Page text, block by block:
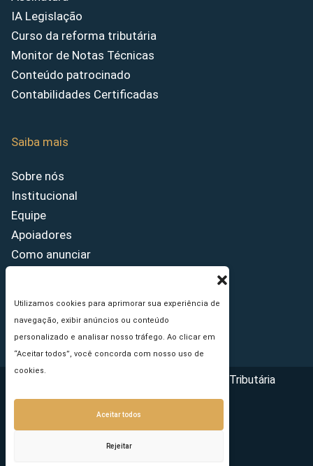
Utilizamos cookies para aprimorar sua experiência de
navegação, exibir anúncios ou conteúdo
personalizado e analisar nosso tráfego. Ao clicar em
“Aceitar todos”, você concorda com nosso uso de
cookies.
Aceitar todos
Rejeitar
IA Legislação
Curso da reforma tributária
Monitor de Notas Técnicas
Conteúdo patrocinado
Contabilidades Certificadas
Saiba mais
Sobre nós
Institucional
Equipe
Apoiadores
Como anunciar
Princípios Editoriais
Copyright © 2026 - Portal da Reforma Tributária